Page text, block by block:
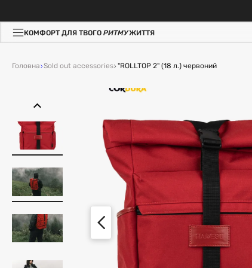
КОМФОРТ ДЛЯ ТВОГОРИТМУЖИТТЯ
Головна Sold out accessories "ROLLTOP 2" (18 л.) червоний